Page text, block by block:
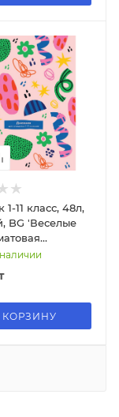
11 класс, 48л,
BG 'Веселые
11491
КОРЗИНУ